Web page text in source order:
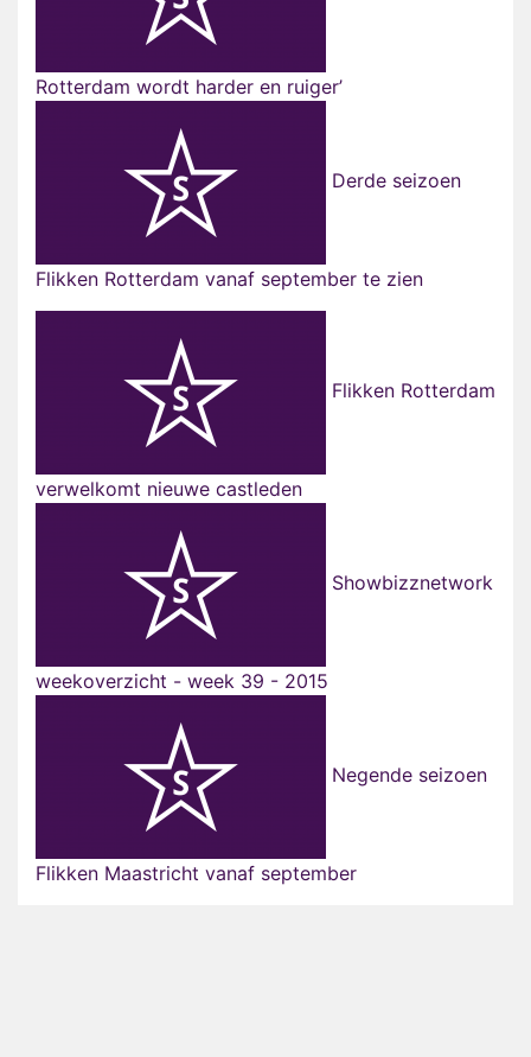
Rotterdam wordt harder en ruiger’
Derde seizoen
Flikken Rotterdam vanaf september te zien
Flikken Rotterdam
verwelkomt nieuwe castleden
Showbizznetwork
weekoverzicht - week 39 - 2015
Negende seizoen
Flikken Maastricht vanaf september